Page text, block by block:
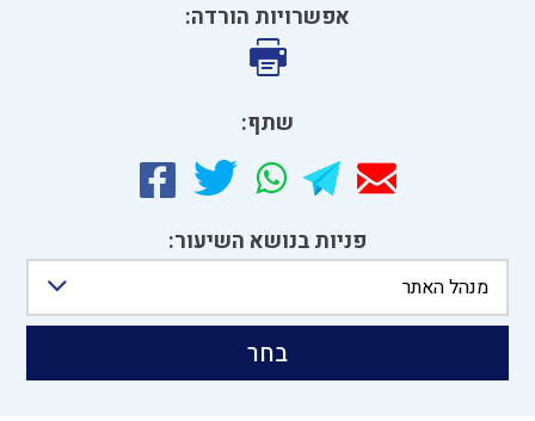
אפשרויות הורדה:
שתף:
פניות בנושא השיעור:
מנהל האתר
בחר